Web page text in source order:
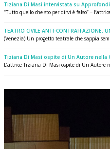
Tiziana Di Masi intervistata su
“Tutto quello che sto per dirvi è falso” –
TEATRO CIVILE ANTI-CONTRAFFAZIONE.
(Venezia) Un progetto teatrale che sappia
Tiziana Di Masi ospite di Un Autore nella
L’attrice Tiziana Di Masi ospite di Un Autore